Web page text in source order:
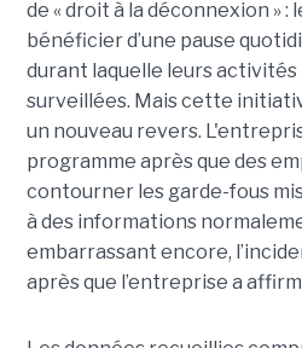
de « droit à la déconnexion » :
bénéficier d’une pause
durant laquelle leurs
surveillées. Mais cette
un nouveau revers.
programme après que des
contourner les garde-fous
à des informations
embarrassant encore,
après que l’entreprise a